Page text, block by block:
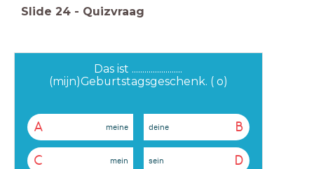
Slide 24 - Quizvraag
Das ist ........................
(mijn)Geburtstagsgeschenk. ( o)
A meine B
deine
C mein D
sein